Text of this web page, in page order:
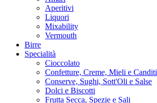
Aperitivi
Liquori
Mixability
Vermouth
Birre
Specialità
Cioccolato
Confetture, Creme, Mieli e Canditi
Conserve, Sughi, Sott'Oli e Salse
Dolci e Biscotti
Frutta Secca, Spezie e Sali